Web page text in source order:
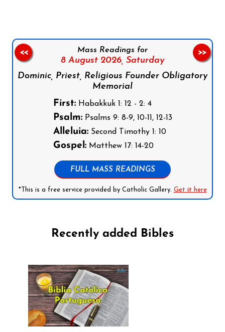
Mass Readings for
8 August 2026, Saturday
Dominic, Priest, Religious Founder Obligatory
Memorial
First:Habakkuk 1: 12 - 2: 4
Psalm:Psalms 9: 8-9, 10-11, 12-13
Alleluia:Second Timothy 1: 10
Gospel:Matthew 17: 14-20
FULL MASS READINGS
*This is a free service provided by Catholic Gallery. Get it here
<< >>
Recently added Bibles